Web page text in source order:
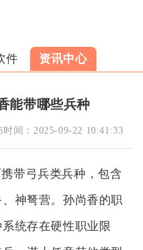
件 资讯中心
能带哪些兵种
间： 2025-09-22 10:41:33
带弓兵类兵种，包含
神弩营。孙尚香的职
统存在硬性职业限